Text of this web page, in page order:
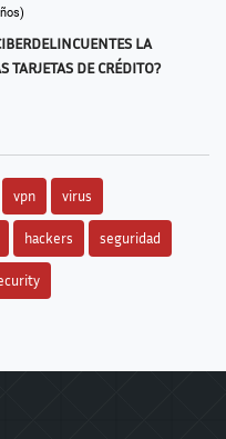
LA
TARJETAS DE CRÉDITO?
vpn virus
hackers seguridad